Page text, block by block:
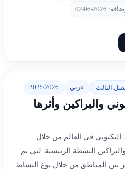
2026-06-02
الثالث عربي 2025/2026
والبراكين وأثرها
في العالم من خلال
النشطة الرئيسية التي تم
بين المناطق من خلال نوع النشاط